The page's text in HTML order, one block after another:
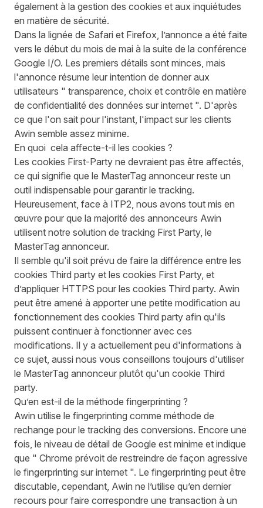
également à la gestion des cookies et aux inquiétudes
en matière de sécurité.
Dans la lignée de Safari et Firefox, l’annonce a été faite
vers le début du mois de mai à la suite de la conférence
Google I/O. Les premiers détails sont minces, mais
l'annonce résume leur intention de donner aux
utilisateurs " transparence, choix et contrôle en matière
de confidentialité des données sur internet ". D'après
ce que l'on sait pour l'instant, l'impact sur les clients
Awin semble assez minime.
En quoi cela affecte-t-il les cookies ?
Les cookies First-Party ne devraient pas être affectés,
ce qui signifie que le MasterTag annonceur reste un
outil indispensable pour garantir le tracking.
Heureusement, face à ITP2, nous avons tout mis en
œuvre pour que la majorité des annonceurs Awin
utilisent notre solution de tracking First Party, le
MasterTag annonceur.
Il semble qu'il soit prévu de faire la différence entre les
cookies Third party et les cookies First Party, et
d’appliquer HTTPS pour les cookies Third party. Awin
peut être amené à apporter une petite modification au
fonctionnement des cookies Third party afin qu'ils
puissent continuer à fonctionner avec ces
modifications. Il y a actuellement peu d'informations à
ce sujet, aussi nous vous conseillons toujours d'utiliser
le MasterTag annonceur plutôt qu'un cookie Third
party.
Qu’en est-il de la méthode fingerprinting ?
Awin utilise le fingerprinting comme méthode de
rechange pour le tracking des conversions. Encore une
fois, le niveau de détail de Google est minime et indique
que " Chrome prévoit de restreindre de façon agressive
le fingerprinting sur internet ". Le fingerprinting peut être
discutable, cependant, Awin ne l’utilise qu’en dernier
recours pour faire correspondre une transaction à un